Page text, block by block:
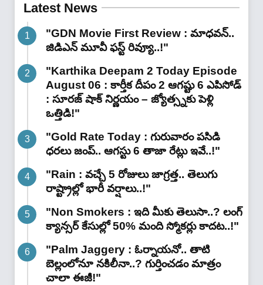
Latest News
"GDN Movie First Review : మాధవన్..
జిడిఎన్ మూవీ ఫ‌స్ట్ రివ్యూ..!"
"Karthika Deepam 2 Today Episode
August 06 : కార్తీక దీపం 2 ఆగష్టు 6 ఎపిసోడ్
: సూరజ్ షాక్ నిర్ణయం – జ్యోత్స్నకు పెళ్లి
ఒత్తిడి!"
"Gold Rate Today : గురువారం పసిడి
ధరలు జంప్.. ఆగస్టు 6 తాజా రేట్లు ఇవే..!"
"Rain : వచ్చే 5 రోజులు జాగ్రత్త.. తెలుగు
రాష్ట్రాల్లో భారీ వ‌ర్షాలు..!"
"Non Smokers : ఇది మీకు తెలుసా..? లంగ్
క్యాన్సర్ కేసుల్లో 50% మంది స్మోకర్లు కాదట..!"
"Palm Jaggery : ఓర్నాయనో.. తాటి
బెల్లంలోనూ నకిలీనా..? గుర్తించడం మాత్రం
చాలా ఈజీ!"